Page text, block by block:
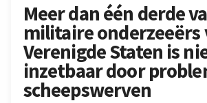
Meer dan één derde
militaire onderzeeërs
Verenigde Staten is
inzetbaar door
scheepswerven